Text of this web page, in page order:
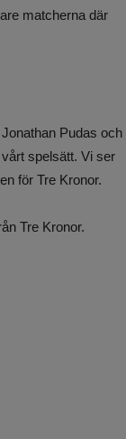
matcherna där
Pudas och
spelsätt. Vi ser
för Tre Kronor.
Tre Kronor.